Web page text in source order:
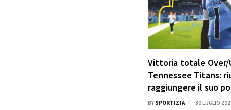
Vittoria totale Over/
Tennessee Titans:
raggiungere il suo
BY SPORTIZIA 30 LUGLIO